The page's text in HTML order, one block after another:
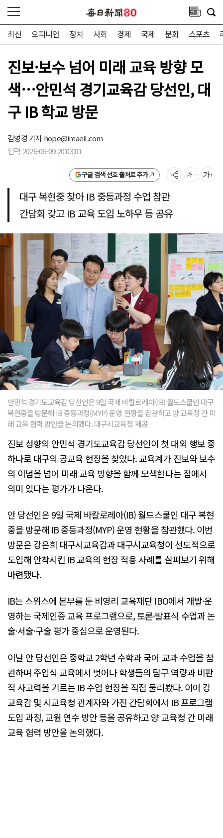
최신 오피니언 정치 사회 경제 국제 문화 스포츠
진보·보수 넘어 미래 교육 방향 모
색…안민석 경기교육감 당선인, 대
구 IB 학교 방문
김영경 기자hope@imaeil.com
입력 2026-06-09 20:03:01
구글 검색 선호 출처로 추가
대구 복현중 찾아 IB 중등과정 수업 참관
간담회 갖고 IB 교육 도입 노하우 등 공유
안민석 경기도교육감 당선인은 9일 국제 바칼로레아(IB) 월드스쿨인 대구
복현중을 방문해 IB 중등과정(MYP) 운영 현황을 참관하고 양 교육청 간 미
래 교육 협력 방안을 논의했다. 대구시교육청 제공
진보 성향의 안민석 경기도교육감 당선인이 첫 대외 행보 중
하나로 대구의 공교육 현장을 찾았다. 교육계가 진보와 보수
의 이념을 넘어 미래 교육 방향을 함께 모색한다는 점에서
의미 있다는 평가가 나온다.
안 당선인은 9일 국제 바칼로레아(IB) 월드스쿨인 대구 복현
중을 방문해 IB 중등과정(MYP) 운영 현황을 참관했다. 이번
방문은 강은희 대구시교육감과 대구시교육청이 선도적으로
도입해 안착시킨 IB 교육의 현장 적용 사례를 살펴보기 위해
마련됐다.
IB는 스위스에 본부를 둔 비영리 교육재단 IBO에서 개발·운
영하는 국제인증 교육 프로그램으로, 토론·발표식 수업과 논
술·서술·구술 평가 중심으로 운영된다.
이날 안 당선인은 중학교 2학년 수학과 국어 교과 수업을 참
관하며 주입식 교육에서 벗어나 학생들의 탐구 역량과 비판
적 사고력을 기르는 IB 수업 현장을 직접 둘러봤다. 이어 강
교육감 및 시교육청 관계자와 가진 간담회에서 IB 프로그램
도입 과정, 교원 연수 방안 등을 공유하고 양 교육청 간 미래
교육 협력 방안을 논의했다.